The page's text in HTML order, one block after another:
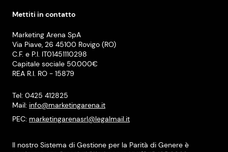
Mettiti in contatto
Marketing Arena SpA
Via Piave, 26 45100 Rovigo (RO)
C.F. e P.I. IT01451110298
Capitale sociale 50.000€
REA R.I. RO - 15879
Tel: 0425 412825
Mail: info@marketingarena.it
PEC: marketingarenasrl@legalmail.it
Il nostro Sistema di Gestione per la Parità di Genere è